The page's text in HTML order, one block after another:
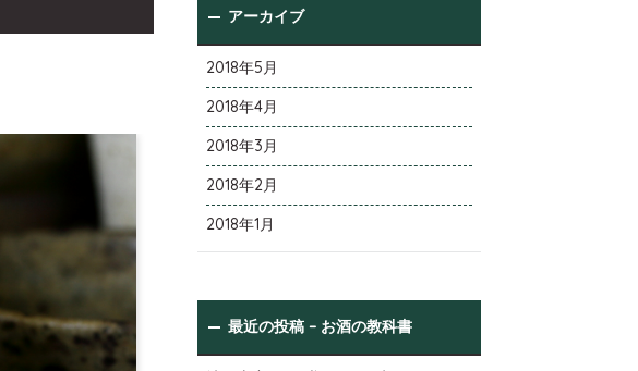
アーカイブ
2018年5月
2018年4月
2018年3月
2018年2月
2018年1月
最近の投稿 – お酒の教科書